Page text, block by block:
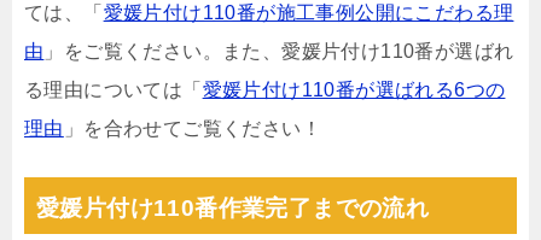
ては、「 愛媛片付け110番が施工事例公開にこだわる理
由 」をご覧ください。また、愛媛片付け110番が選ばれ
る理由については「 愛媛片付け110番が選ばれる6つの
理由 」を合わせてご覧ください！
愛媛片付け110番作業完了までの流れ